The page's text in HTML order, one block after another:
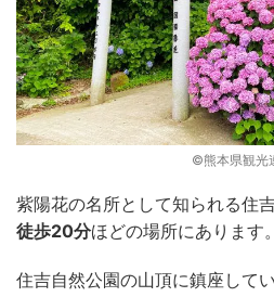
©熊本県観光
紫陽花の名所として知られる住
徒歩20分ほどの場所にあります。
住吉自然公園の山頂に鎮座して